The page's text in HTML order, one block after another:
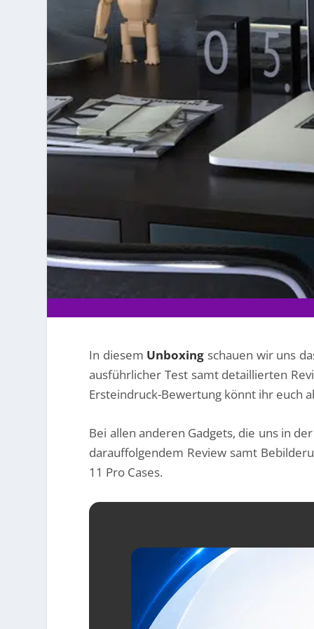
In diesem Unboxing schauen wir uns
ausführlicher Test samt detaillierten
Ersteindruck-Bewertung könnt ihr euch
Bei allen anderen Gadgets, die uns in
darauffolgendem Review samt
11 Pro Cases.